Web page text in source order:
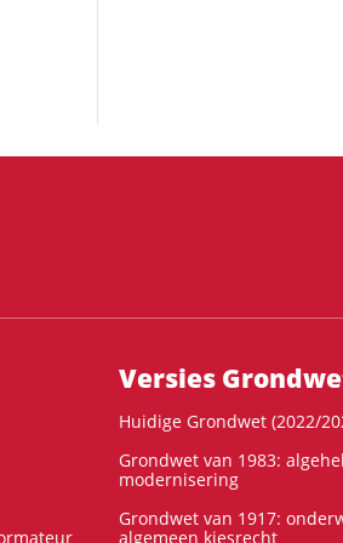
Versies
Huidige Grondwet (2022/
Grondwet van 1983:
modernisering
Grondwet van 1917:
algemeen kiesrecht